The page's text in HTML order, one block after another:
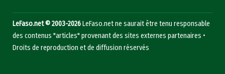
LeFaso.net © 2003-2026LeFaso.net ne saurait être tenu responsable
des contenus "articles" provenant des sites externes partenaires •
Droits de reproduction et de diffusion réservés